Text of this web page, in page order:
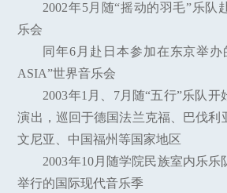
2002年5月随“摇动的羽毛”乐队
乐会
同年6月赴日本参加在东京举办
ASIA”世界音乐会
2003年1月、7月随“五行”乐队
演出，巡回于德国法兰克福、巴伐利
文尼亚、中国福州等国家地区
2003年10月随学院民族室内乐
举行的国际现代音乐季